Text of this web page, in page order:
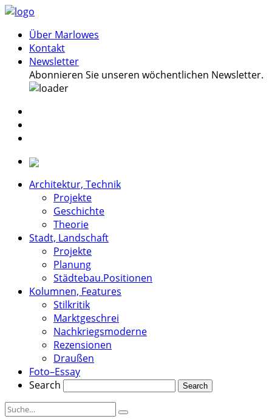
Über Marlowes
Kontakt
Newsletter
Abonnieren Sie unseren wöchentlichen Newsletter.
Architektur, Technik
Projekte
Geschichte
Theorie
Stadt, Landschaft
Projekte
Planung
Städtebau.Positionen
Kolumnen, Features
Stilkritik
Marktgeschrei
Nachkriegsmoderne
Rezensionen
Draußen
Foto–Essay
Search